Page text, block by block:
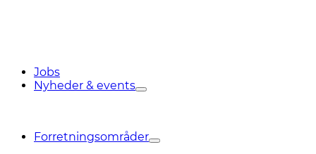
Jobs
Nyheder & events
Forretningsområder